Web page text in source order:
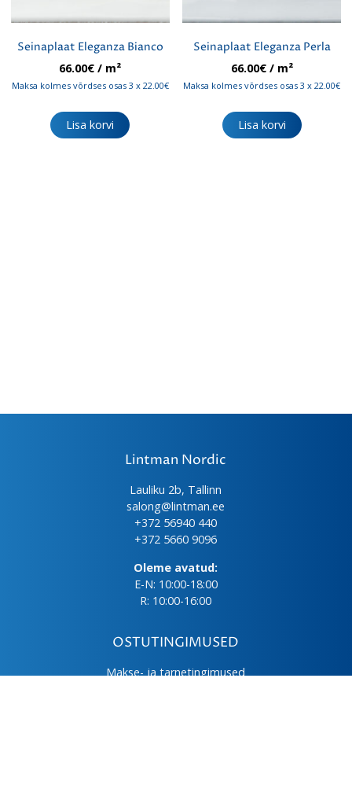
Seinaplaat Eleganza Bianco
66.00€ / m²
Maksa kolmes võrdses osas 3 x 22.00€
Lisa korvi
Seinaplaat Eleganza Perla
66.00€/ m²
Maksa kolmes võrdses osas 3 x 22.00€
Lisa korvi
Lintman Nordic
Lauliku 2b, Tallinn
salong@lintman.ee
+372 56940 440
+372 5660 9096
Oleme avatud:
E-N: 10:00-18:00
R: 10:00-16:00
OSTUTINGIMUSED
Makse- ja tarnetingimused